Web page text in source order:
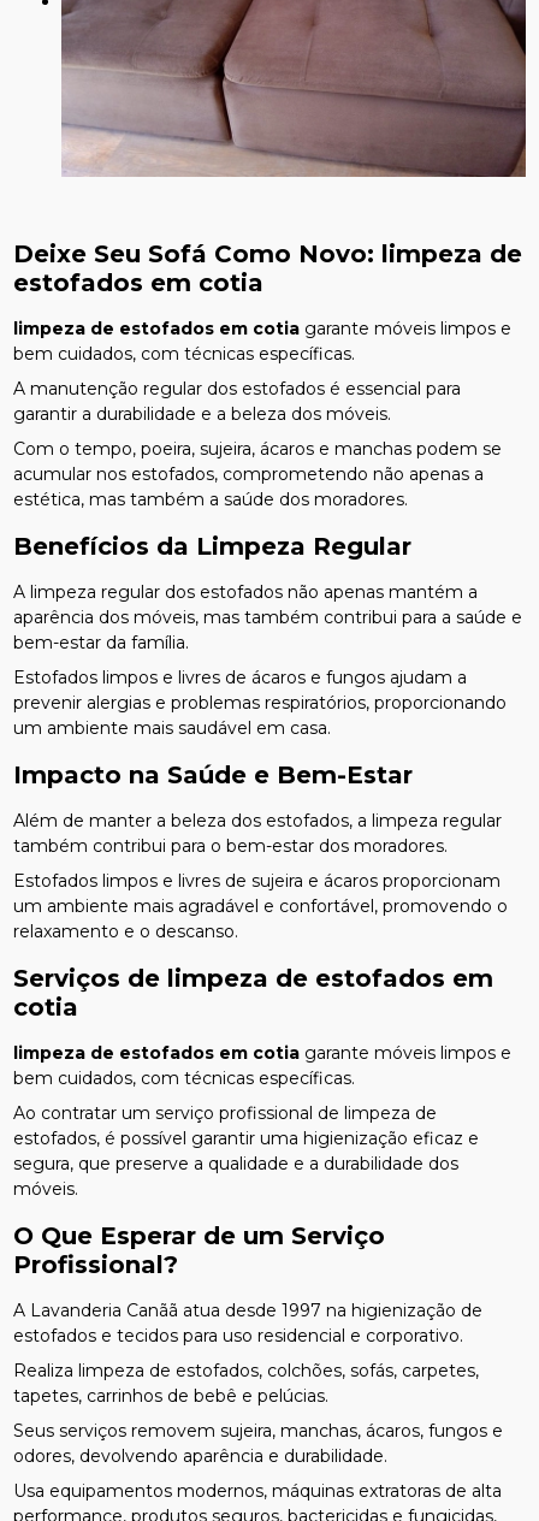
Deixe Seu Sofá Como Novo: limpeza de
estofados em cotia
limpeza de estofados em cotia garante móveis limpos e
bem cuidados, com técnicas específicas.
A manutenção regular dos estofados é essencial para
garantir a durabilidade e a beleza dos móveis.
Com o tempo, poeira, sujeira, ácaros e manchas podem se
acumular nos estofados, comprometendo não apenas a
estética, mas também a saúde dos moradores.
Benefícios da Limpeza Regular
A limpeza regular dos estofados não apenas mantém a
aparência dos móveis, mas também contribui para a saúde e
bem-estar da família.
Estofados limpos e livres de ácaros e fungos ajudam a
prevenir alergias e problemas respiratórios, proporcionando
um ambiente mais saudável em casa.
Impacto na Saúde e Bem-Estar
Além de manter a beleza dos estofados, a limpeza regular
também contribui para o bem-estar dos moradores.
Estofados limpos e livres de sujeira e ácaros proporcionam
um ambiente mais agradável e confortável, promovendo o
relaxamento e o descanso.
Serviços de limpeza de estofados em
cotia
limpeza de estofados em cotia garante móveis limpos e
bem cuidados, com técnicas específicas.
Ao contratar um serviço profissional de limpeza de
estofados, é possível garantir uma higienização eficaz e
segura, que preserve a qualidade e a durabilidade dos
móveis.
O Que Esperar de um Serviço
Profissional?
A Lavanderia Canãã atua desde 1997 na higienização de
estofados e tecidos para uso residencial e corporativo.
Realiza limpeza de estofados, colchões, sofás, carpetes,
tapetes, carrinhos de bebê e pelúcias.
Seus serviços removem sujeira, manchas, ácaros, fungos e
odores, devolvendo aparência e durabilidade.
Usa equipamentos modernos, máquinas extratoras de alta
performance, produtos seguros, bactericidas e fungicidas,